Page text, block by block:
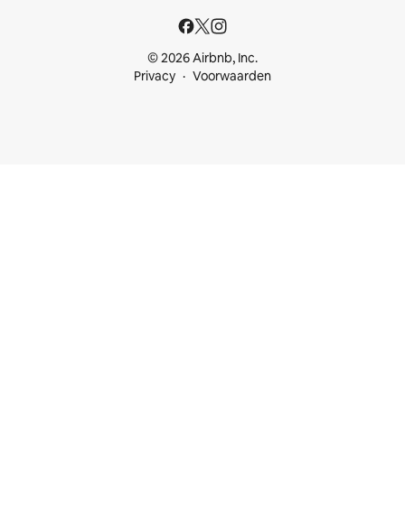
© 2026 Airbnb, Inc.
Privacy
Voorwaarden